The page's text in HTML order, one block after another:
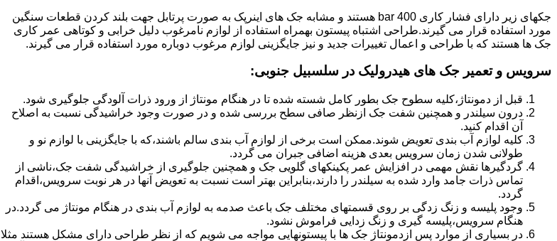
جکهای زیر دارای فشار کاری 400 bar هستند و مشابه جک های اینرپک به صورت پرتابل جهت بلند کردن قطعات سنگین
مورد استفاده قرار می گیرند.طراحی اشتباه پیستون بهمراه استفاده از لوازم نامرغوب دلیل خرابی و کوتاهی عمر کاری
جک ها هستند که با طراحی و اعمال تغییرات جدید و نیز جایگزینی لوازم مرغوب دوباره مورد استفاده قرار می گیرند.
سرویس و تعمیر جک های هیدرولیک در سلسبیل جنوبی:
قبل از دمونتاژ،کلیه سطوح جک بطور کامل شسته شده تا در هنگام مونتاژ از ورود ذرات آلودگی جلوگیری شود.
درون سیلندر و همچنین شفت جک ازنظر صافی سطح بررسی شده و در صورت وجود خراشیدگی نسبت به اصلاح
آن اقدام کنید.
کلیه لوازم آب بندی تعویض شوند.ممکن است برخی از لوازم آب بندی سالم باشند،که با جایگزینی با لوازم نو و
طولانی شدن زمان سرویس بعدی هزینه اضافی جبران می گردد.
گردگیرها نقش مهمی در افزایش عمر پکینکهای گلویی جک و همچنین جلوگیری از خراشیدگی شفت جک،ناشی از
تماس ذرات جامد وارد شده به سیلندر را دارند،بنابراین بهتر است نسبت به تعویض آنها در هر نوبت سرویس،اقدام
گردد.
وجود پلیسه و زنگ زدگی بر روی قسمتهای مختلف جک باعث صدمه به لوازم آب بندی در هنگام مونتاژ می گردد.در
هنگام سرویس،پلیسه گیری و زنگ زدایی فراموش نشود.
در بسیاری از موارد پس ازدمونتاژ جک ها با پیستونهایی مواجه می شویم که از نظر طراحی دارای مشکل هستند مثلا